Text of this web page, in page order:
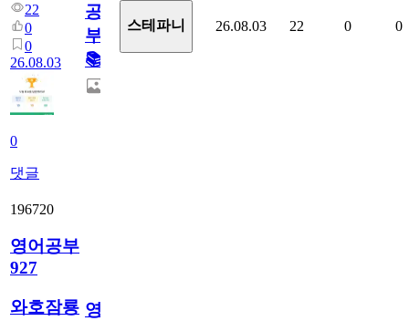
22
0
0
26.08.03
0
댓글
공
부!
📚
스테파니 26.08.03 22 0 0
196720
영어공부
927
와호잠룡 영